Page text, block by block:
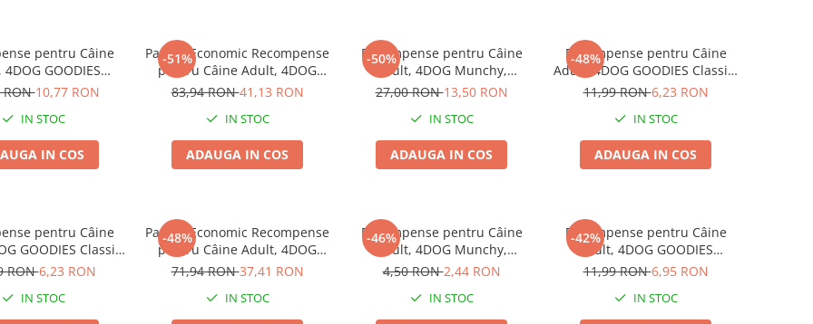
pentru Câine
4DOG GOODIES
Miel și Orez, 500g
RON10,77 RON
IN STOC
IN COS
-51%
Pachet Economic Recompense
pentru Câine Adult, 4DOG
GOODIES Classic, Sticks cu Pui
83,94 RON41,13 RON
IN STOC
ADAUGA IN COS
-50%
Recompense pentru Câine
Adult, 4DOG Munchy,
Batoane, Vită, 12.5cm, 100
27,00 RON13,50 RON
IN STOC
ADAUGA IN COS
-48%
Recompense pentru Câine
Adult, 4DOG GOODIES Classic,
Strips de Pui, 100g
11,99 RON6,23 RON
IN STOC
ADAUGA IN COS
pentru Câine
GOODIES Classic,
Pui și Orez, 100g
RON6,23 RON
IN STOC
-48%
Pachet Economic Recompense
pentru Câine Adult, 4DOG
GOODIES Barbecue, Cotlete
71,94 RON37,41 RON
IN STOC
-46%
Recompense pentru Câine
Adult, 4DOG Munchy,
Batoane, Vită, 12.5cm, 10
4,50 RON2,44 RON
IN STOC
-42%
Recompense pentru Câine
Adult, 4DOG GOODIES
Barbecue, Cotlete de Miel,
11,99 RON6,95 RON
IN STOC